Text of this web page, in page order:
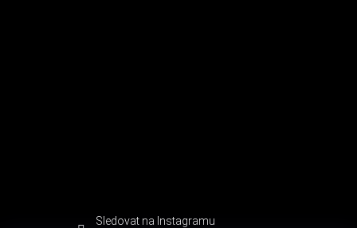
Sledovat na Instagramu